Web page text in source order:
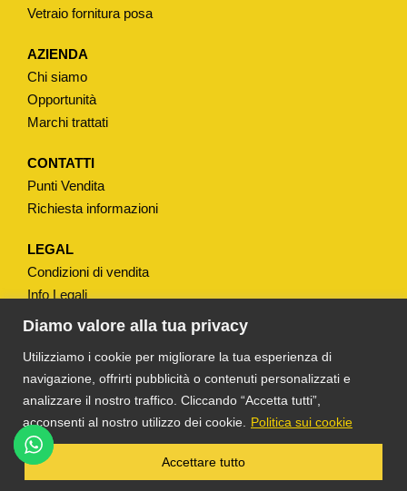
Diamo valore alla tua privacy
Utilizziamo i cookie per migliorare la tua esperienza di
navigazione, offrirti pubblicità o contenuti personalizzati e
analizzare il nostro traffico. Cliccando “Accetta tutti”,
acconsenti al nostro utilizzo dei cookie.
Politica sui cookie
Accettare tutto
M
N
O
V
O
t
i
t
à
Vetraio fornitura posa
AZIENDA
Chi siamo
Opportunità
Marchi trattati
CONTATTI
Punti Vendita
Richiesta informazioni
LEGAL
Condizioni di vendita
Info Legali
Note Legali
TS DACOM
S.R.L. UNIPERSONALE P. IVA
03055900231 © COPYRIGHT 2025 TUTTI I